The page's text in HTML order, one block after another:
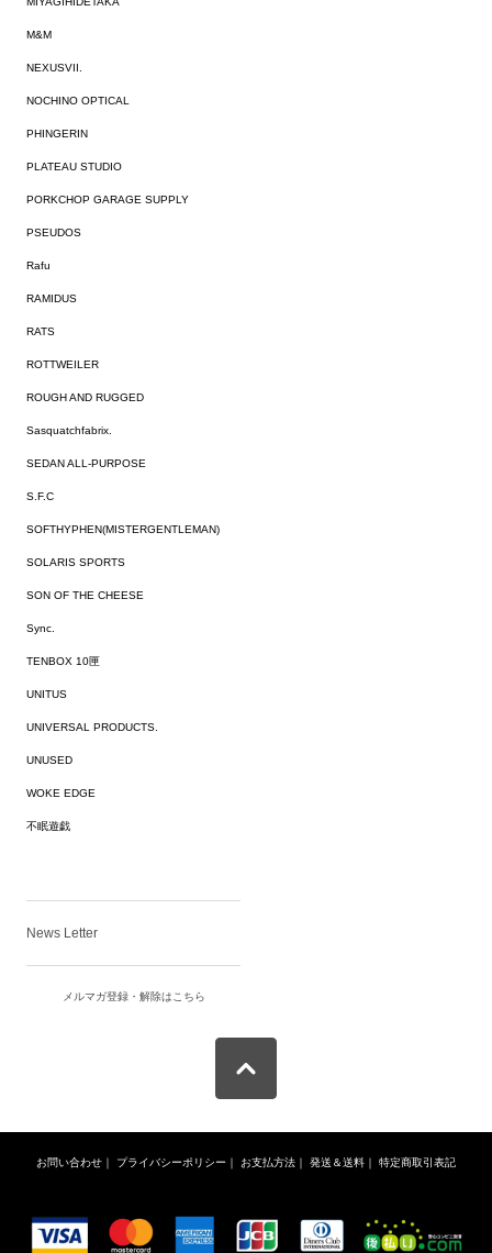
M&M
NEXUSVII.
NOCHINO OPTICAL
PHINGERIN
PLATEAU STUDIO
PORKCHOP GARAGE SUPPLY
PSEUDOS
Rafu
RAMIDUS
RATS
ROTTWEILER
ROUGH AND RUGGED
Sasquatchfabrix.
SEDAN ALL-PURPOSE
S.F.C
SOFTHYPHEN(MISTERGENTLEMAN)
SOLARIS SPORTS
SON OF THE CHEESE
Sync.
TENBOX 10匣
UNITUS
UNIVERSAL PRODUCTS.
UNUSED
WOKE EDGE
不眠遊戯
News Letter
メルマガ登録・解除はこちら
お問い合わせ ｜ プライバシーポリシー ｜ お支払方法 ｜ 発送＆送料 ｜ 特定商取引表記